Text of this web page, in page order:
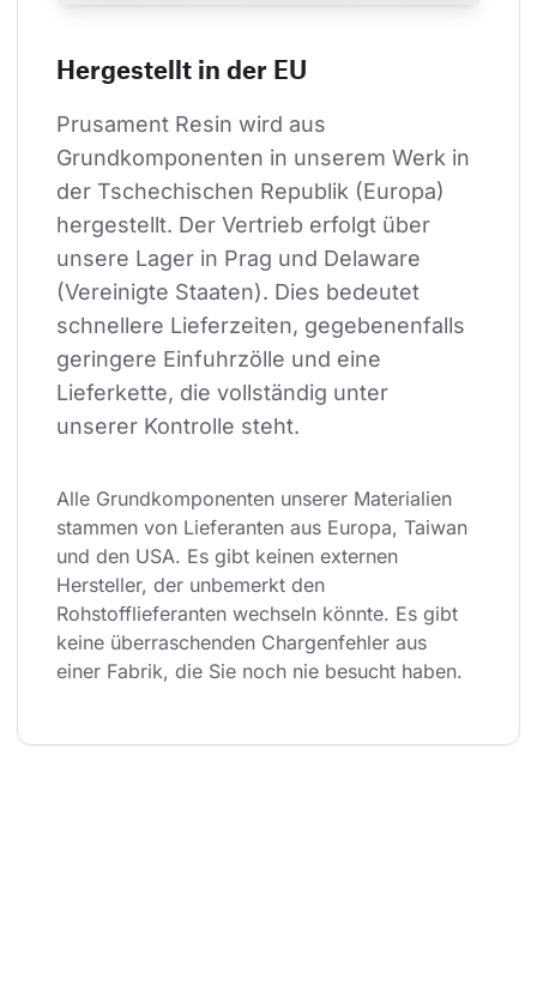
Hergestellt in der EU
Prusament Resin wird aus
Grundkomponenten in unserem Werk in
der Tschechischen Republik (Europa)
hergestellt. Der Vertrieb erfolgt über
unsere Lager in Prag und Delaware
(Vereinigte Staaten). Dies bedeutet
schnellere Lieferzeiten, gegebenenfalls
geringere Einfuhrzölle und eine
Lieferkette, die vollständig unter
unserer Kontrolle steht.
Alle Grundkomponenten unserer Materialien
stammen von Lieferanten aus Europa, Taiwan
und den USA. Es gibt keinen externen
Hersteller, der unbemerkt den
Rohstofflieferanten wechseln könnte. Es gibt
keine überraschenden Chargenfehler aus
einer Fabrik, die Sie noch nie besucht haben.